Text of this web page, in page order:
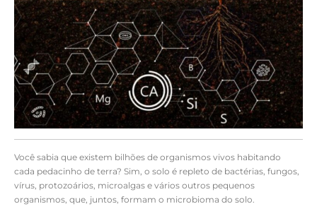
Você sabia que existem bilhões de organismos vivos habitando
cada pedacinho de terra? Sim, o solo é repleto de bactérias, fungos,
vírus, protozoários, microalgas e vários outros pequenos
organismos, que, juntos, formam o microbioma do solo.